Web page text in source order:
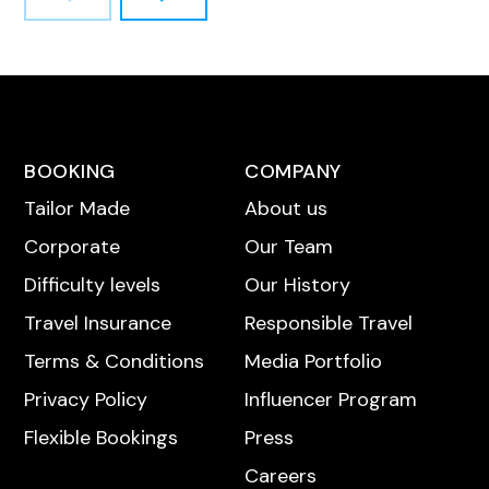
functionaliteit...
BOOKING
Tailor Made
Corporate
Difficulty levels
Travel Insurance
Terms & Conditions
Privacy Policy
Flexible Bookings
COMPANY
About us
Our Team
Our History
Responsible Travel
Media Portfolio
Influencer Program
Press
Careers